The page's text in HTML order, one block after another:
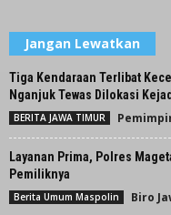
Jangan Lewatkan
Tiga Kendaraan Terlibat
Nganjuk Tewas Dilokasi
BERITA JAWA TIMUR
Layanan Prima, Polres
Pemiliknya
Berita Umum Maspolin Biro